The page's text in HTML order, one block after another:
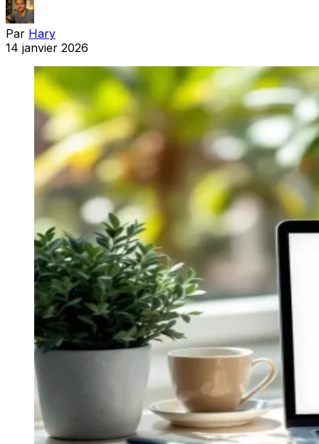
Par Hary
14 janvier 2026